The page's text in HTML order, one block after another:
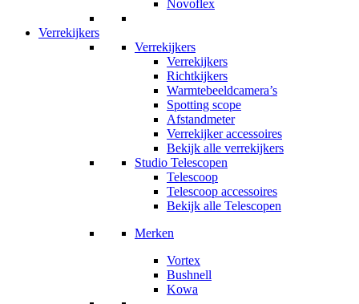
Novoflex
Verrekijkers
Verrekijkers
Verrekijkers
Richtkijkers
Warmtebeeldcamera’s
Spotting scope
Afstandmeter
Verrekijker accessoires
Bekijk alle verrekijkers
Studio Telescopen
Telescoop
Telescoop accessoires
Bekijk alle Telescopen
Merken
Vortex
Bushnell
Kowa